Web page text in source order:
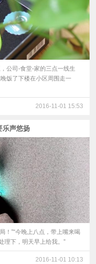
公司-食堂-家的三点一线生
饭了下楼在小区周围走一
2016-11-01 15:53
声悠扬
！”“今晚上八点，带上嘴来喝
理下，明天早上给我。”
2016-11-01 10:13